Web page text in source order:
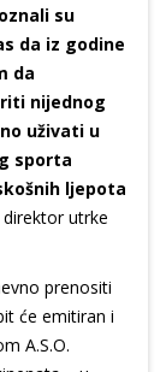
su
da iz godine
da
nijednog
uživati u
sporta
ljepota
utrke
prenositi
će emitiran i
A.S.O.